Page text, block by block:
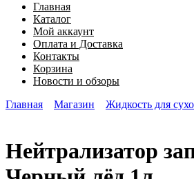
Главная
Каталог
Мой аккаунт
Оплата и Доставка
Контакты
Корзина
Новости и обзоры
Главная
Магазин Жидкость для
Нейтрализатор